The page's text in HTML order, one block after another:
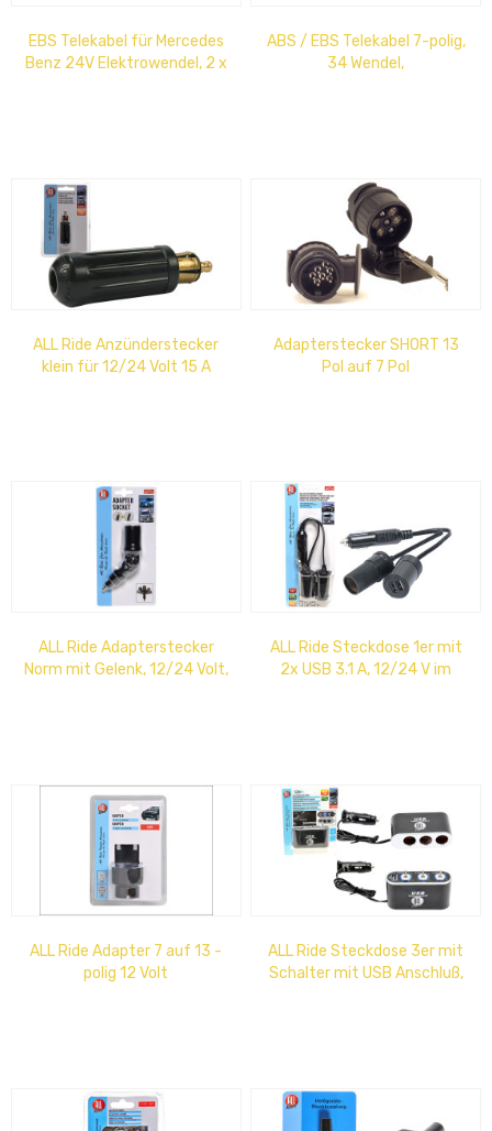
EBS Telekabel für Mercedes
Benz 24V Elektrowendel, 2 x
ABS / EBS Telekabel 7-polig,
34 Wendel,
ALL Ride Anzünderstecker
klein für 12/24 Volt 15 A
Adapterstecker SHORT 13
Pol auf 7 Pol
ALL Ride Adapterstecker
Norm mit Gelenk, 12/24 Volt,
ALL Ride Steckdose 1er mit
2x USB 3.1 A, 12/24 V im
ALL Ride Adapter 7 auf 13 -
polig 12 Volt
ALL Ride Steckdose 3er mit
Schalter mit USB Anschluß,